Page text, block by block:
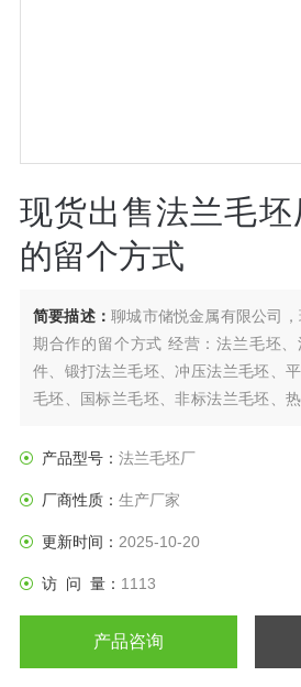
现货出售法兰毛
的留个方式
简要描述：聊城市储悦金属有限公司
期合作的留个方式 经营：法兰毛坯
件、锻打法兰毛坯、冲压法兰毛坯、
毛坯、国标兰毛坯、非标法兰毛坯、
产品型号： 法兰毛坯厂
厂商性质： 生产厂家
更新时间： 2025-10-20
访 问 量： 1113
产品咨询